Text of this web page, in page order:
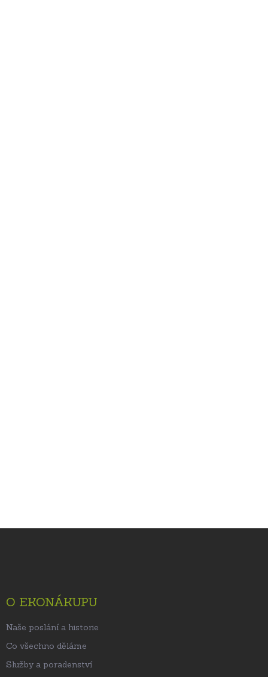
O EKONÁKUPU
Naše poslání a historie
Co všechno děláme
Služby a poradenství